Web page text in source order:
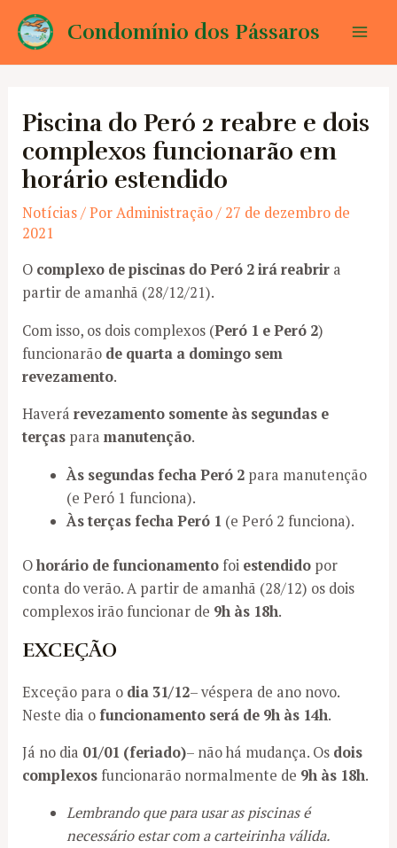
para
Condomínio dos Pássaros
Piscina do Peró 2 reabre e dois
complexos funcionarão em
horário estendido
Notícias/ PorAdministração/ 27 de dezembro de
2021
O complexo de piscinas do Peró 2 irá reabrir a
partir de amanhã (28/12/21).
Com isso, os dois complexos (Peró 1 e Peró 2)
funcionarão de quarta a domingo sem
revezamento.
Haverárevezamento somente às segundas e
terças paramanutenção.
Às segundas fecha Peró 2para manutenção
(e Peró 1 funciona).
Às terças fecha Peró 1(e Peró 2 funciona).
Ohorário de funcionamento foi estendido por
conta do verão. A partir de amanhã (28/12) os dois
complexos irão funcionar de 9h às 18h.
EXCEÇÃO
Exceção para o dia 31/12– véspera de ano novo.
Neste dia ofuncionamento será de 9h às 14h.
Já no dia 01/01 (feriado)– não há mudança. Os dois
complexos funcionarão normalmente de 9h às 18h.
Lembrando que para usar as piscinas é
necessário estar com a carteirinha válida.